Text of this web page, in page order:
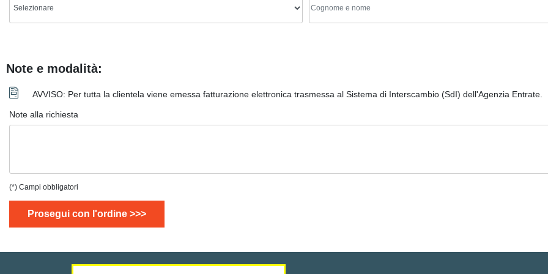
Note e modalità:
AVVISO: Per tutta la clientela viene emessa fatturazione elettronica trasmessa al Sistema di Interscambio (SdI) dell'Agenzia Entrate.
Note alla richiesta
(*) Campi obbligatori
Prosegui con l'ordine >>>